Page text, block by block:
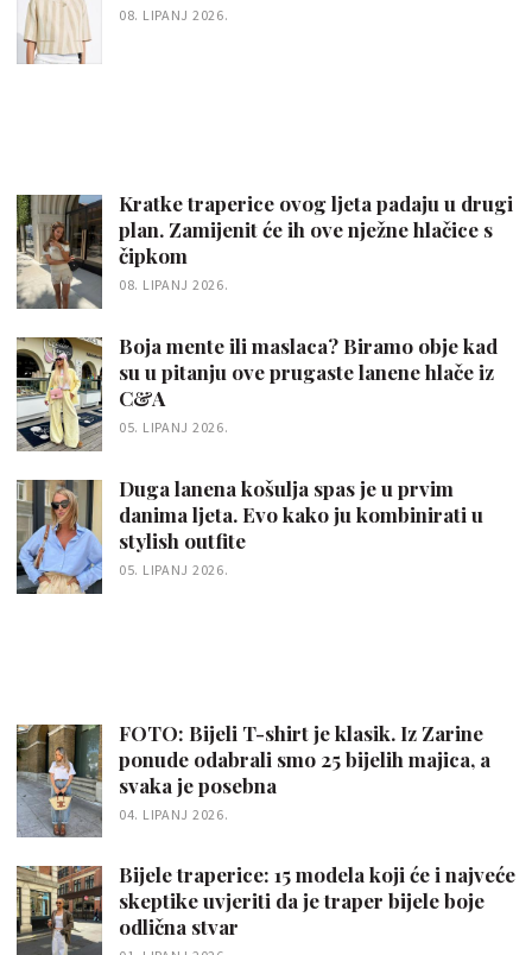
08. LIPANJ 2026.
Kratke traperice ovog ljeta padaju u drugi
plan. Zamijenit će ih ove nježne hlačice s
čipkom
08. LIPANJ 2026.
Boja mente ili maslaca? Biramo obje kad
su u pitanju ove prugaste lanene hlače iz
C&A
05. LIPANJ 2026.
Duga lanena košulja spas je u prvim
danima ljeta. Evo kako ju kombinirati u
stylish outfite
05. LIPANJ 2026.
FOTO: Bijeli T-shirt je klasik. Iz Zarine
ponude odabrali smo 25 bijelih majica, a
svaka je posebna
04. LIPANJ 2026.
Bijele traperice: 15 modela koji će i najveće
skeptike uvjeriti da je traper bijele boje
odlična stvar